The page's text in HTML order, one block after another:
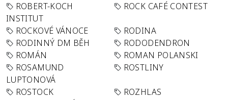
ROBERT-KOCH
INSTITUT
ROCK CAFÉ CONTEST
ROCKOVÉ VÁNOCE
RODINA
RODINNÝ DM BĚH
RODODENDRON
ROMÁN
ROMAN POLANSKI
ROSAMUND
LUPTONOVÁ
ROSTLINY
ROSTOCK
ROZHLAS